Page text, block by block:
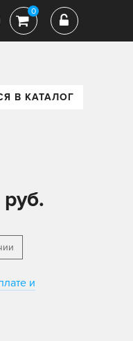
0
В КАТАЛОГ
руб.
и